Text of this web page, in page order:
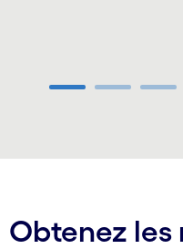
Obtenez les